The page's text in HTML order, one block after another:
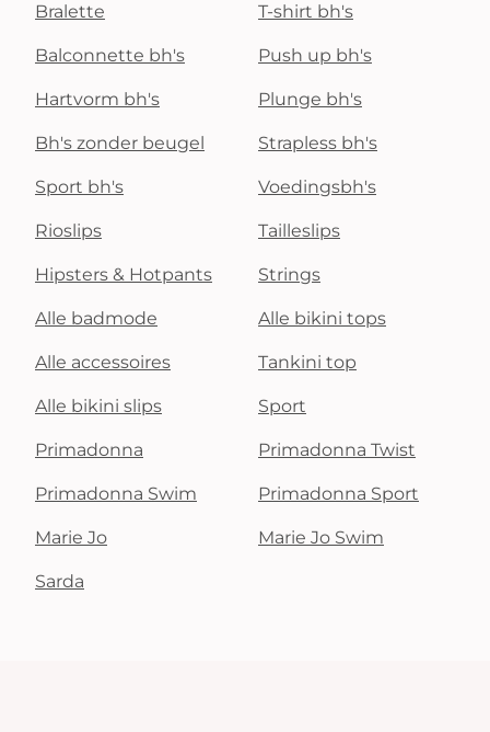
Bralette T-shirt bh's
Balconnette bh's Push up bh's
Hartvorm bh's Plunge bh's
Bh's zonder beugel Strapless bh's
Sport bh's Voedingsbh's
Rioslips Tailleslips
Hipsters & Hotpants Strings
Alle badmode Alle bikini tops
Alle accessoires Tankini top
Alle bikini slips Sport
Primadonna Primadonna Twist
Primadonna Swim Primadonna Sport
Marie Jo Marie Jo Swim
Sarda